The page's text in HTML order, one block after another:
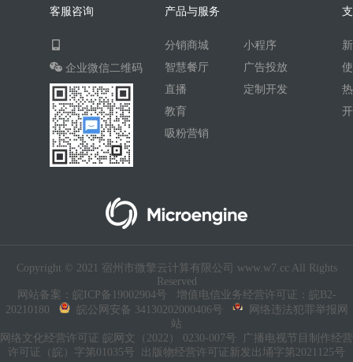
商城
游戏 租赁合同 上门
小程序商城 saas AI音乐
招聘 AI小程序
体育馆网球篮球羽毛球
驾校小程序
AI数字人 交互数字人
论坛 视频混剪
短剧 抖音|快手|视频号 diy
热门短剧系统 跑腿
客服咨询
企业微信二维码
产品与服务
分销商城
智慧餐厅
直播
教育
吸粉营销
小程序
广告投放
定制开发
Copyright © 2021 宿州市微擎云计算有限公司 www.w7.cc All Rights
Reserved
网站备案：皖ICP备19002904号 增值电信业务经营许可证：皖B2-
20210180
皖公网安备 34130202000406号
网络违法犯罪举报网
站
网络文化经营许可证 皖网文（2022） 0230-007号 广播电视节目制作经营
许可证（皖）字第01035号 出版物经营许可证新发出埇字第2021125号